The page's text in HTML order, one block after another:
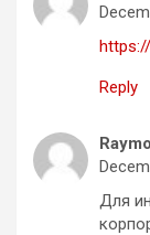
Reply
Для